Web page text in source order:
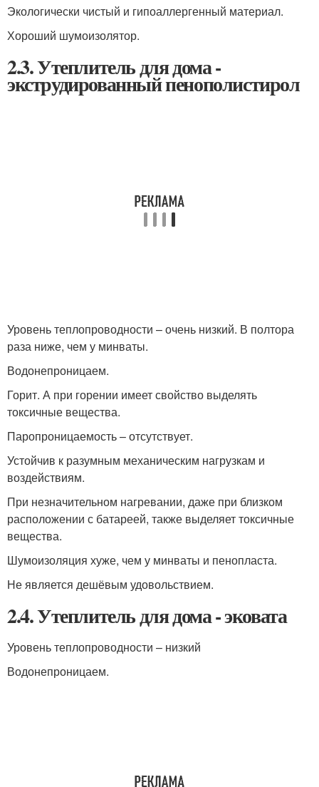
Экологически чистый и гипоаллергенный материал.
Хороший шумоизолятор.
2.3. Утеплитель для дома -
экструдированный пенополистирол
Уровень теплопроводности – очень низкий. В полтора
раза ниже, чем у минваты.
Водонепроницаем.
Горит. А при горении имеет свойство выделять
токсичные вещества.
Паропроницаемость – отсутствует.
Устойчив к разумным механическим нагрузкам и
воздействиям.
При незначительном нагревании, даже при близком
расположении с батареей, также выделяет токсичные
вещества.
Шумоизоляция хуже, чем у минваты и пенопласта.
Не является дешёвым удовольствием.
2.4. Утеплитель для дома - эковата
Уровень теплопроводности – низкий
Водонепроницаем.